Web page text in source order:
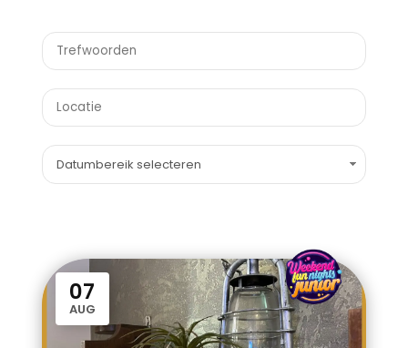
Datumbereik selecteren
07
AUG
WFN junior